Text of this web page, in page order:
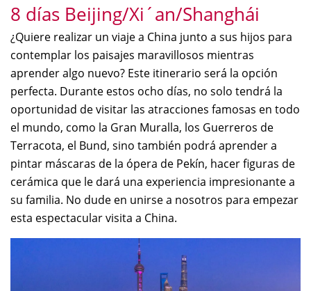
8 días Beijing/Xi´an/Shanghái
¿Quiere realizar un viaje a China junto a sus hijos para
contemplar los paisajes maravillosos mientras
aprender algo nuevo? Este itinerario será la opción
perfecta. Durante estos ocho días, no solo tendrá la
oportunidad de visitar las atracciones famosas en todo
el mundo, como la Gran Muralla, los Guerreros de
Terracota, el Bund, sino también podrá aprender a
pintar máscaras de la ópera de Pekín, hacer figuras de
cerámica que le dará una experiencia impresionante a
su familia. No dude en unirse a nosotros para empezar
esta espectacular visita a China.